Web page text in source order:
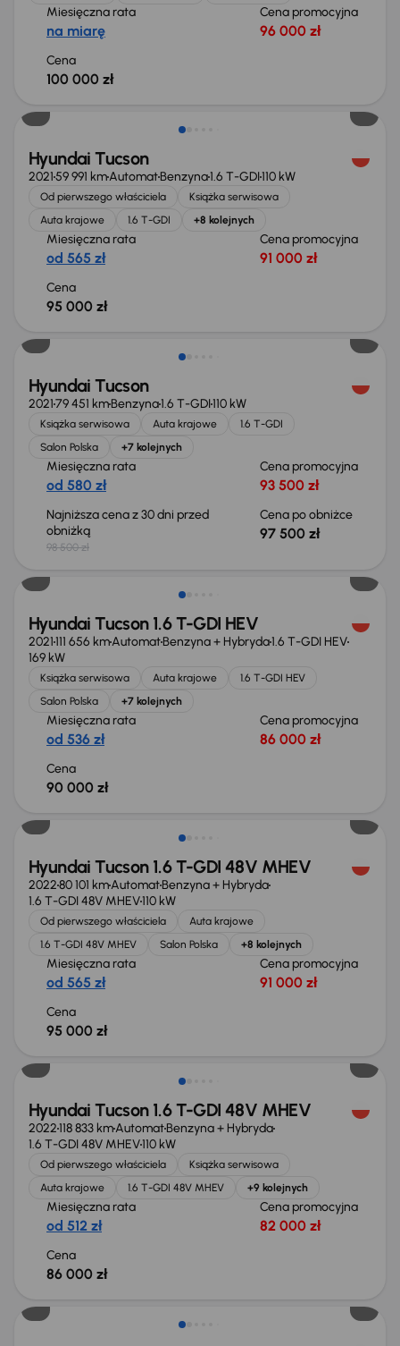
Miesięczna rata
na miarę
Cena promocyjna
96 000 zł
Cena
100 000 zł
Hyundai Tucson
202159 991 kmAutomatBenzyna1.6 T-GDI110 kW
Od pierwszego właściciela
Książka serwisowa
Auta krajowe
1.6 T-GDI +8 kolejnych
Miesięczna rata
od 565 zł
Cena promocyjna
91 000 zł
Cena
95 000 zł
Taniej o 1 000 zł
Hyundai Tucson
202179 451 kmBenzyna1.6 T-GDI110 kW
Książka serwisowa Auta krajowe
1.6 T-GDI
Salon Polska
+7 kolejnych
Miesięczna rata
od 580 zł
Cena promocyjna
93 500 zł
Najniższa cena z 30 dni przed
obniżką
98 500 zł
Cena po obniżce
97 500 zł
Hyundai Tucson 1.6 T-GDI HEV
2021111 656 kmAutomatBenzyna + Hybryda1.6 T-GDI HEV
169 kW
Książka serwisowa Auta krajowe
1.6 T-GDI HEV
Salon Polska
+7 kolejnych
Miesięczna rata
od 536 zł
Cena promocyjna
86 000 zł
Cena
90 000 zł
Hyundai Tucson 1.6 T-GDI 48V MHEV
202280 101 kmAutomatBenzyna + Hybryda
1.6 T-GDI 48V MHEV110 kW
Od pierwszego właściciela
Auta krajowe
1.6 T-GDI 48V MHEV
Salon Polska +8 kolejnych
Miesięczna rata
od 565 zł
Cena promocyjna
91 000 zł
Cena
95 000 zł
Możliwość odliczenia VAT
Hyundai Tucson 1.6 T-GDI 48V MHEV
2022118 833 kmAutomatBenzyna + Hybryda
1.6 T-GDI 48V MHEV110 kW
Od pierwszego właściciela
Książka serwisowa
Auta krajowe
1.6 T-GDI 48V MHEV +9 kolejnych
Miesięczna rata
od 512 zł
Cena promocyjna
82 000 zł
Cena
86 000 zł
Taniej o 1 000 zł